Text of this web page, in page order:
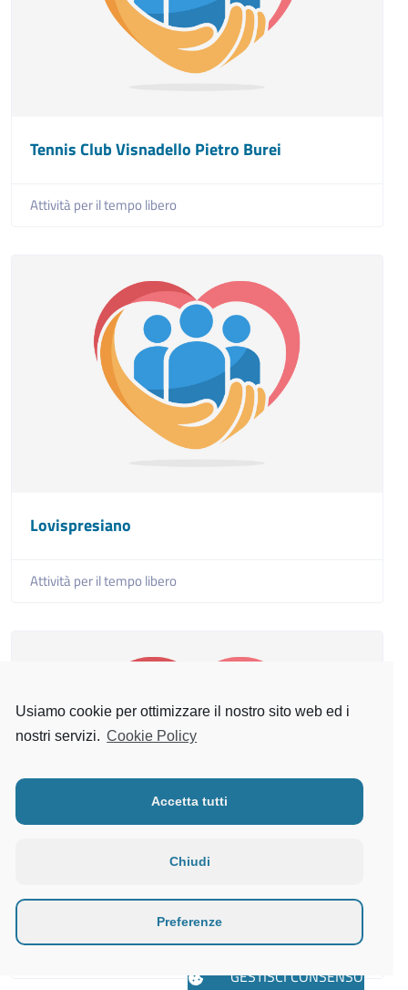
Tennis Club Visnadello Pietro Burei
Attività per il tempo libero
Lovispresiano
Attività per il tempo libero
Calcio United
Usiamo cookie per ottimizzare il nostro sito web ed i
nostri servizi. Cookie Policy
Accetta tutti
Chiudi
Preferenze
GESTISCI CONSENSO